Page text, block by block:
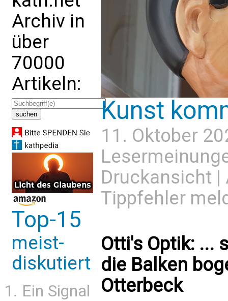
Archiv in
über
70000
Artikeln:
Top-15
meist-
diskutiert
Ein Signal
Kunst
11. Oktober
Druckansicht |
Tippfehler
Otti's Optik: ...
die Balken
Otterbeck